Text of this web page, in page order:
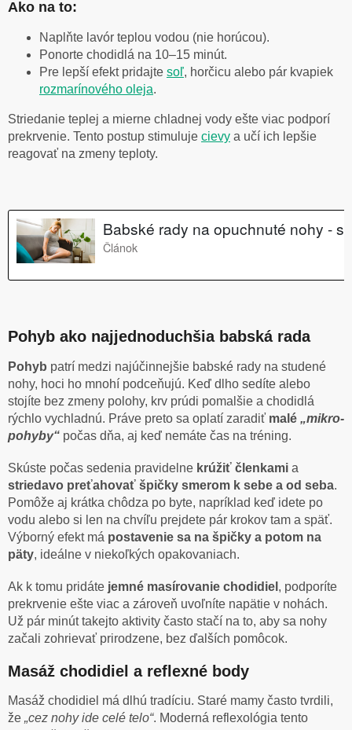
Ako na to:
Naplňte lavór teplou vodou (nie horúcou).
Ponorte chodidlá na 10–15 minút.
Pre lepší efekt pridajte soľ, horčicu alebo pár kvapiek
rozmarínového oleja.
Striedanie teplej a mierne chladnej vody ešte viac podporí
prekrvenie. Tento postup stimuluje cievy a učí ich lepšie
reagovať na zmeny teploty.
Pohyb ako najjednoduchšia babská rada
Pohyb patrí medzi najúčinnejšie babské rady na studené
nohy, hoci ho mnohí podceňujú. Keď dlho sedíte alebo
stojíte bez zmeny polohy, krv prúdi pomalšie a chodidlá
rýchlo vychladnú. Práve preto sa oplatí zaradiť malé „mikro-
pohyby“ počas dňa, aj keď nemáte čas na tréning.
Skúste počas sedenia pravidelne krúžiť členkami a
striedavo preťahovať špičky smerom k sebe a od seba.
Pomôže aj krátka chôdza po byte, napríklad keď idete po
vodu alebo si len na chvíľu prejdete pár krokov tam a späť.
Výborný efekt má postavenie sa na špičky a potom na
päty, ideálne v niekoľkých opakovaniach.
Ak k tomu pridáte jemné masírovanie chodidiel , podporíte
prekrvenie ešte viac a zároveň uvoľníte napätie v nohách.
Už pár minút takejto aktivity často stačí na to, aby sa nohy
začali zohrievať prirodzene, bez ďalších pomôcok.
Masáž chodidiel a reflexné body
Masáž chodidiel má dlhú tradíciu. Staré mamy často tvrdili,
že „cez nohy ide celé telo“. Moderná reflexológia tento